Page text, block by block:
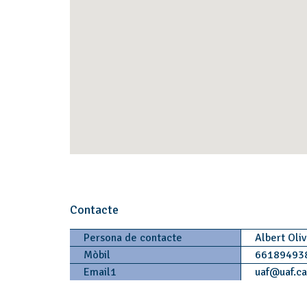
Contacte
Persona de contacte
Albert
Mòbil
Email1
uaf@